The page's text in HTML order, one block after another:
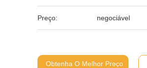
Preço: negociável
Obtenha O Melhor Preço